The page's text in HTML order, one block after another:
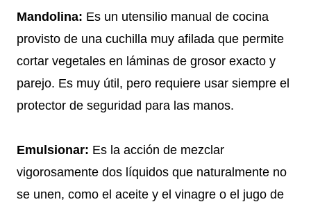
Mandolina: Es un utensilio manual de cocina
provisto de una cuchilla muy afilada que permite
cortar vegetales en láminas de grosor exacto y
parejo. Es muy útil, pero requiere usar siempre el
protector de seguridad para las manos.
Emulsionar: Es la acción de mezclar
vigorosamente dos líquidos que naturalmente no
se unen, como el aceite y el vinagre o el jugo de